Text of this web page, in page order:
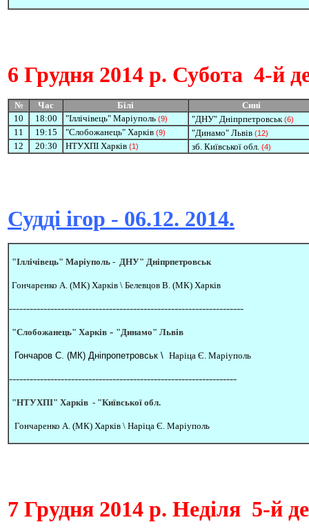
6 Грудня 2014 р. Субота 4-й
№ Час Білі
Сині
10 18:00 "Іллічівець" Маріуполь (9) "ДНУ" Дніпрпетровськ(6)
11 19:15 "Слобожанець" Харків (9) "Динамо" Львів (12)
12 20:30 НТУХПІ Харків (1) зб. Київської обл. (4)
Судді ігор - 06.12. 2014.
"Іллічівець" Маріуполь - ДНУ" Дніпрпетровськ
Гончаренко А. (МК) Харків \ Белевцов В. (МК) Харків
--------------------------------------------------------------------
"Слобожанець" Харків - "Динамо" Львів
Гончаров С. (МК) Дніпропетровськ \ Наріца Є. Маріуполь
------------------------------------------------------------------
"НТУХПІ" Харків - "Київської обл.
Гончаренко А. (МК) Харків \ Наріца Є. Маріуполь
7 Грудня 2014 р. Неділя 5-й